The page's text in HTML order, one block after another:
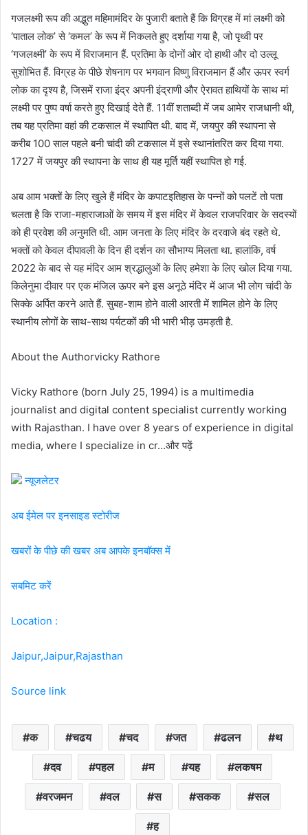
गजलक्ष्मी रूप की अद्भुत महिमामंदिर के पुजारी बताते हैं कि विग्रह में मां लक्ष्मी को
‘पाताल लोक’ से ‘कमल’ के रूप में निकलते हुए दर्शाया गया है, जो पृथ्वी पर
‘गजलक्ष्मी’ के रूप में विराजमान हैं. प्रतिमा के दोनों ओर दो हाथी और दो उल्लू
सुशोभित हैं. विग्रह के पीछे शेषनाग पर भगवान विष्णु विराजमान हैं और ऊपर स्वर्ग
लोक का दृश्य है, जिसमें राजा इंद्र अपनी इंद्राणी और ऐरावत हाथियों के साथ मां
लक्ष्मी पर पुष्प वर्षा करते हुए दिखाई देते हैं. 11वीं शताब्दी में जब आमेर राजधानी थी,
तब यह प्रतिमा वहां की टकसाल में स्थापित थी. बाद में, जयपुर की स्थापना से
करीब 100 साल पहले बनी चांदी की टकसाल में इसे स्थानांतरित कर दिया गया.
1727 में जयपुर की स्थापना के साथ ही यह मूर्ति यहीं स्थापित हो गई.
अब आम भक्तों के लिए खुले हैं मंदिर के कपाटइतिहास के पन्नों को पलटें तो पता
चलता है कि राजा-महाराजाओं के समय में इस मंदिर में केवल राजपरिवार के सदस्यों
को ही प्रवेश की अनुमति थी. आम जनता के लिए मंदिर के दरवाजे बंद रहते थे.
भक्तों को केवल दीपावली के दिन ही दर्शन का सौभाग्य मिलता था. हालांकि, वर्ष
2022 के बाद से यह मंदिर आम श्रद्धालुओं के लिए हमेशा के लिए खोल दिया गया.
किलेनुमा दीवार पर एक मंजिल ऊपर बने इस अनूठे मंदिर में आज भी लोग चांदी के
सिक्के अर्पित करने आते हैं. सुबह-शाम होने वाली आरती में शामिल होने के लिए
स्थानीय लोगों के साथ-साथ पर्यटकों की भी भारी भीड़ उमड़ती है.
About the Authorvicky Rathore
Vicky Rathore (born July 25, 1994) is a multimedia
journalist and digital content specialist currently working
with Rajasthan. I have over 8 years of experience in digital
media, where I specialize in cr…और पढ़ें
न्यूजलेटर
अब ईमेल पर इनसाइड स्‍टोर‍ीज
खबरों के पीछे की खबर अब आपके इनबॉक्‍स में
सबमिट करें
Location :
Jaipur,Jaipur,Rajasthan
Source link
क चढय चद जत ढलन थ
दव पहल म यह लकषम
वरजमन वल स सकक सल
ह